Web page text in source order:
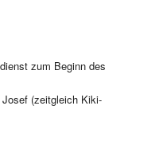
zum Beginn des
(zeitgleich Kiki-